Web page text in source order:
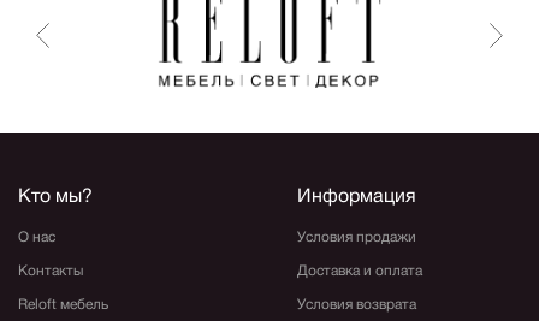
Кто мы?
О нас
Контакты
Reloft мебель
Информация
Условия продажи
Доставка и оплата
Условия возврата